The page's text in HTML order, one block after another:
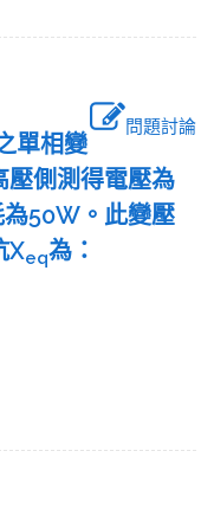
問題討論
單相變
壓側測得電壓為
50W。此變壓
Xeq為：